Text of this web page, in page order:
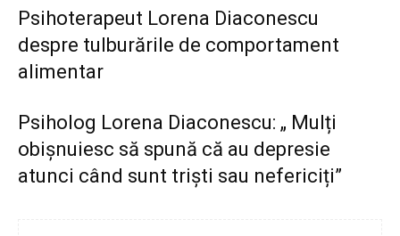
Psihoterapeut Lorena Diaconescu
despre tulburările de comportament
alimentar
Psiholog Lorena Diaconescu: „ Mulți
obișnuiesc să spună că au depresie
atunci când sunt triști sau nefericiți”